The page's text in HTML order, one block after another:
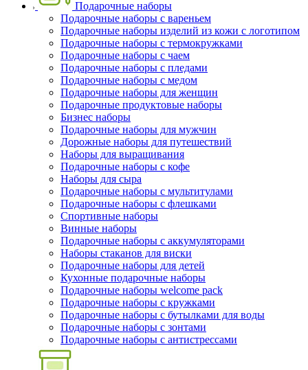
Подарочные наборы
Подарочные наборы с вареньем
Подарочные наборы изделий из кожи с логотипом
Подарочные наборы с термокружками
Подарочные наборы с чаем
Подарочные наборы с пледами
Подарочные наборы с медом
Подарочные наборы для женщин
Подарочные продуктовые наборы
Бизнес наборы
Подарочные наборы для мужчин
Дорожные наборы для путешествий
Наборы для выращивания
Подарочные наборы с кофе
Наборы для сыра
Подарочные наборы с мультитулами
Подарочные наборы с флешками
Спортивные наборы
Винные наборы
Подарочные наборы с аккумуляторами
Наборы стаканов для виски
Подарочные наборы для детей
Кухонные подарочные наборы
Подарочные наборы welcome pack
Подарочные наборы с кружками
Подарочные наборы с бутылками для воды
Подарочные наборы с зонтами
Подарочные наборы с антистрессами